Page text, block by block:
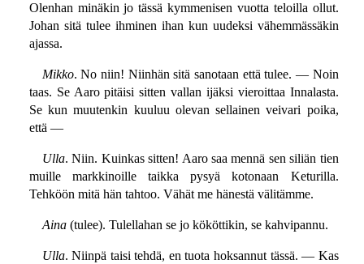
Olenhan minäkin jo tässä kymmenisen vuotta teloilla ollut.
Johan sitä tulee ihminen ihan kun uudeksi vähemmässäkin
ajassa.
Mikko. No niin! Niinhän sitä sanotaan että tulee. — Noin
taas. Se Aaro pitäisi sitten vallan ijäksi vieroittaa Innalasta.
Se kun muutenkin kuuluu olevan sellainen veivari poika,
että —
Ulla. Niin. Kuinkas sitten! Aaro saa mennä sen siliän tien
muille markkinoille taikka pysyä kotonaan Keturilla.
Tehköön mitä hän tahtoo. Vähät me hänestä välitämme.
Aina(tulee). Tulellahan se jo kököttikin, se kahvipannu.
Ulla. Niinpä taisi tehdä, en tuota hoksannut tässä. — Kas